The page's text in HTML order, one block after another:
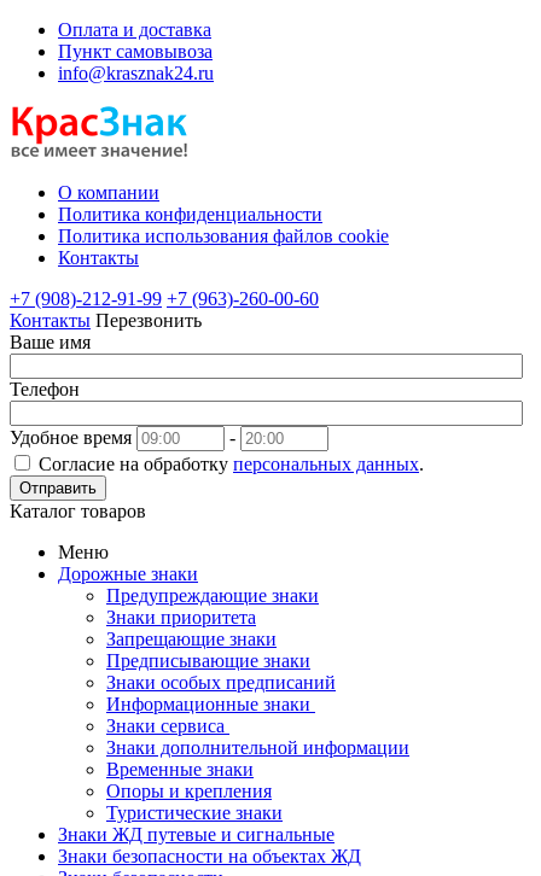
Оплата и доставка
Пункт самовывоза
info@krasznak24.ru
О компании
Политика конфиденциальности
Политика использования файлов cookie
Контакты
+7 (908)-212-91-99 +7 (963)-260-00-60
Контакты Перезвонить
Ваше имя
Телефон
Удобное время
-
Согласие на обработку персональных данных.
Отправить
Каталог товаров
Меню
Дорожные знаки
Предупреждающие знаки
Знаки приоритета
Запрещающие знаки
Предписывающие знаки
Знаки особых предписаний
Информационные знаки
Знаки сервиса
Знаки дополнительной информации
Временные знаки
Опоры и крепления
Туристические знаки
Знаки ЖД путевые и сигнальные
Знаки безопасности на объектах ЖД